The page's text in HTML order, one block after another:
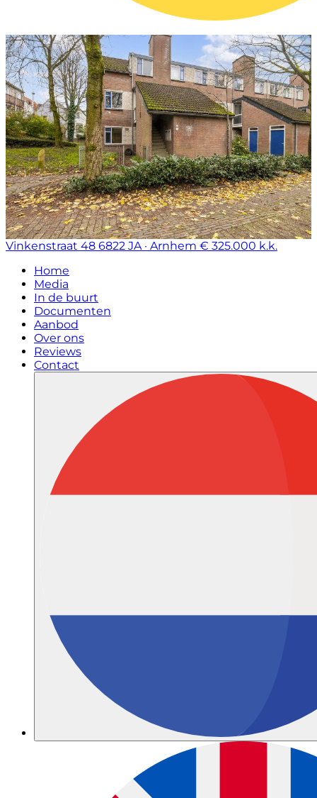
Vinkenstraat 48 6822 JA · Arnhem € 325.000 k.k.
Home
Media
In de buurt
Documenten
Aanbod
Over ons
Reviews
Contact